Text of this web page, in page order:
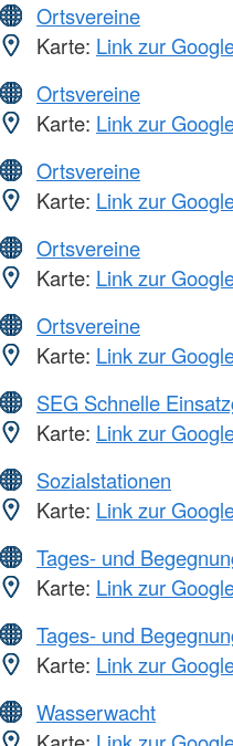
Ortsvereine
Karte: Link zur
Ortsvereine
Karte: Link zur
Ortsvereine
Karte: Link zur
Ortsvereine
Karte: Link zur
Ortsvereine
Karte: Link zur
SEG Schnelle
Karte: Link zur
Sozialstationen
Karte: Link zur
Tages- und
Karte: Link zur
Tages- und
Karte: Link zur
Wasserwacht